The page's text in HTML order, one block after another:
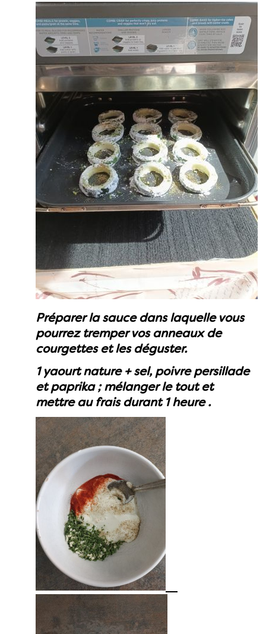
Préparer la sauce dans laquelle vous
pourrez tremper vos anneaux de
courgettes et les déguster.
1 yaourt nature + sel, poivre persillade
et paprika ; mélanger le tout et
mettre au frais durant 1 heure .